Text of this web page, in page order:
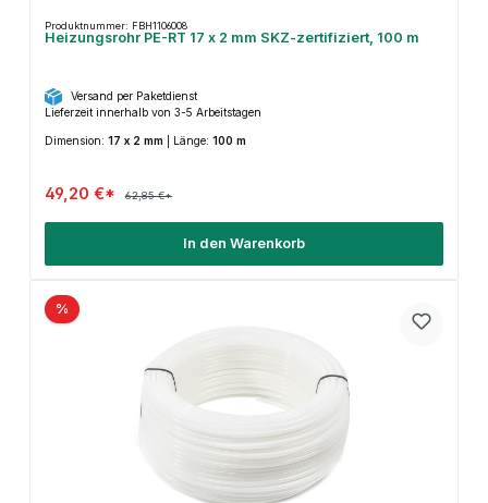
Produktnummer: FBH1106008
Heizungsrohr PE-RT 17 x 2 mm SKZ-zertifiziert, 100 m
Versand per Paketdienst
Lieferzeit innerhalb von 3-5 Arbeitstagen
Dimension: 17 x 2 mm Länge: 100 m
49,20 €* 62,85 €*
In den Warenkorb
%